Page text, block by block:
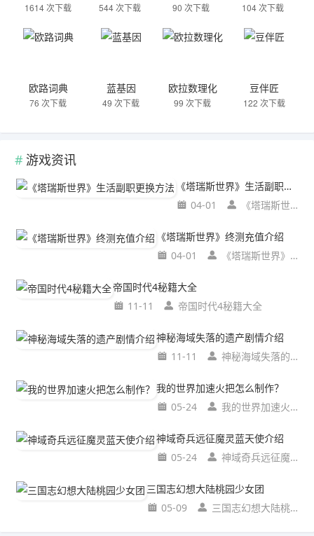
1614 次下载 544 次下载 90 次下载 104 次下载
欧路词典
76 次下载
蓝基因
49 次下载
欧拉数理化
99 次下载
豆伴匠
122 次下载
游戏资讯
《塔瑞斯世界》生活副职更换方法
04-01
《塔瑞斯世界》生活副职更换方法
《塔瑞斯世界》终测充值介绍
04-01
《塔瑞斯世界》终测充值介绍
帝国时代4秘籍大全
11-11
帝国时代4秘籍大全
神秘海域失落的遗产剧情介绍
11-11
神秘海域失落的遗产剧情介绍
我的世界加速火把怎么制作？
05-24
我的世界加速火把怎么制作？
神域奇兵远征魔灵蓝天使介绍
05-24
神域奇兵远征魔灵蓝天使介绍
三国志幻想大陆桃园少女团
05-09
三国志幻想大陆桃园少女团